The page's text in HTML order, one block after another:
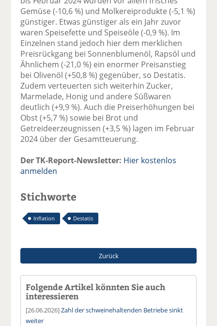
Gemüse (-10,6 %) und Molkereiprodukte (-5,1 %)
günstiger. Etwas günstiger als ein Jahr zuvor
waren Speisefette und Speiseöle (-0,9 %). Im
Einzelnen stand jedoch hier dem merklichen
Preisrückgang bei Sonnenblumenöl, Rapsöl und
Ähnlichem (-21,0 %) ein enormer Preisanstieg
bei Olivenöl (+50,8 %) gegenüber, so Destatis.
Zudem verteuerten sich weiterhin Zucker,
Marmelade, Honig und andere Süßwaren
deutlich (+9,9 %). Auch die Preiserhöhungen bei
Obst (+5,7 %) sowie bei Brot und
Getreideerzeugnissen (+3,5 %) lagen im Februar
2024 über der Gesamtteuerung.
Der TK-Report-Newsletter: Hier kostenlos
anmelden
Stichworte
Inflation Destatis
Zurück
Folgende Artikel könnten Sie auch
interessieren
[26.06.2026]Zahl der schweinehaltenden Betriebe sinkt
weiter